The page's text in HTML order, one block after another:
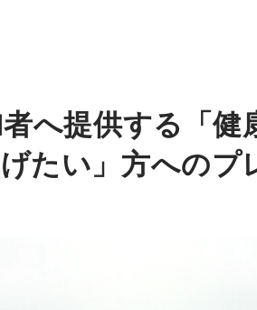
へ提供する「健
たい」方へのプ